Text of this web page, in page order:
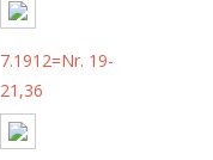
7.1912=Nr. 19-
21,36